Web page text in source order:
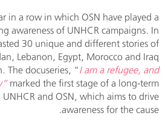
in a row in which OSN have played a
awareness of UNHCR campaigns. In
30 unique and different stories of
Lebanon, Egypt, Morocco and Iraq
The docuseries, “I am a refugee, and
marked the first stage of a long-term
and OSN, which aims to drive
awareness for the cause.